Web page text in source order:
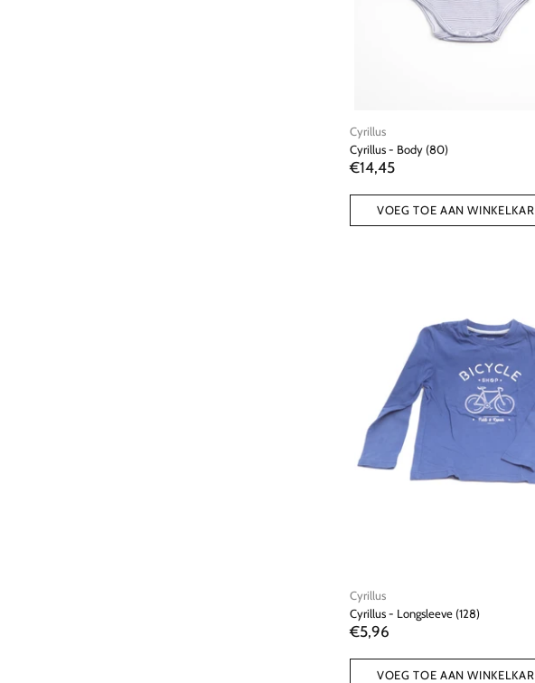
Cyrillus
Cyrillus - Body (80)
€14,45
VOEG TOE AAN WINKELKAR
Cyrillus
Cyrillus - Longsleeve (128)
€5,96
VOEG TOE AAN WINKELKAR